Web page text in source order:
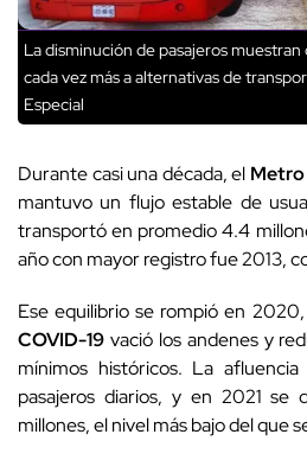
La disminución de pasajeros
cada vez más a alternativas de
Especial
Durante casi una década, el Metro
mantuvo un flujo estable de
transportó en promedio 4.4
año con mayor registro fue 2013,
Ese equilibrio se rompió en
COVID-19 vació los andenes y
mínimos históricos. La
pasajeros diarios, y en 2021 se
millones, el nivel más bajo del que